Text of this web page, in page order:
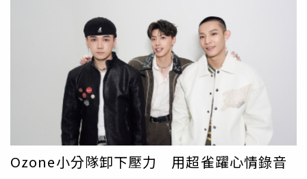
個機會，給屏東一個機會」讓屏東縣能看到新的未來發展，
從台灣尾屏東開始帶動全台灣的發展，發揮台灣真正的精
神、媽祖婆真正的精神「善良、慈悲、和平」。鄭麗文強
調，在廟埕前，在媽祖婆面前，她與蘇清泉都以「十二萬分
的誠意」向所有善男信女表達最莊嚴、最負責任的承諾，
「就是為了台灣好，就是為了屏東好，大家可以共同見
證。」她希望年底選舉能結合所有人的願望、願力與念力，
成為台灣最大的力量，「保護台灣的力量、帶動進步的力
量、保障下一代平安的力量，帶給所有人安居樂業的力
量。」鄭麗文最後表示，希望11月28日這場神聖的選舉、
黃金救援時間。天圓文化長期以來致力於推廣「愛與感恩」
的精神。消防局表示，消防工作本質上即是「大愛
踐，同仁在危難時刻挺身而出的勇氣，正需要社會大眾的理
解與支持。天圓文化及太陽盛德導師將對社會的愛轉化為實
質的救災裝備，不僅是硬體設備的升級，更在精神上給予第
一線消防同仁極大的鼓舞。 王副局長於致詞中強調，「政
府預算有限，民間力量無窮」，感謝天圓文化及太陽盛徳導
師的慷慨解囊。這份善循環的力量，不僅優化了臺北市的救
災效能，更讓這座城市變得更加溫暖與安全。
Ozone小分隊卸下壓力 用超雀躍心情錄音